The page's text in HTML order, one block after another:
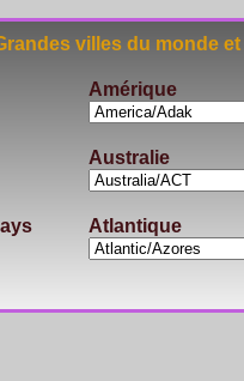
Grandes villes du
Amérique
Australie
Atlantique